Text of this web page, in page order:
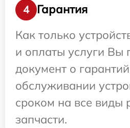
4
Гарантия
Как только
и оплаты услуги Вы
документ о
обслуживании
сроком на все виды
запчасти.